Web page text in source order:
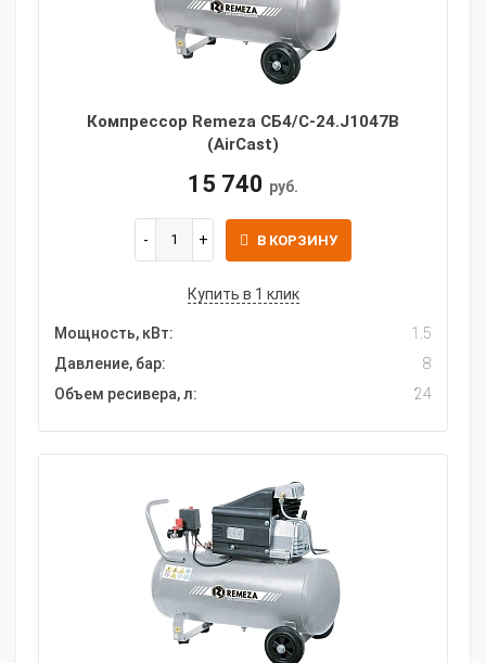
Компрессор Remeza СБ4/С-24.J1047B
(AirCast)
15 740 руб.
В КОРЗИНУ
Купить в 1 клик
Мощность, кВт:
1.5
Давление, бар:
8
Объем ресивера, л:
24